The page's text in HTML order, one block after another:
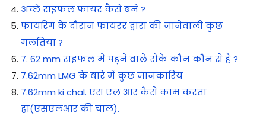
अच्छे राइफल फायर कैसे बने ?
फायरिंग के दौरान फायरर द्वारा की जानेवाली कुछ
गलतिया ?
7. 62 mm राइफल में पड़ने वाले रोके कौन कौन से है ?
7.62mm LMG के बारे में कुछ जानकारिय
7.62mm ki chal. एस एल आर कैसे काम करता
हा(एसएलआर की चाल).